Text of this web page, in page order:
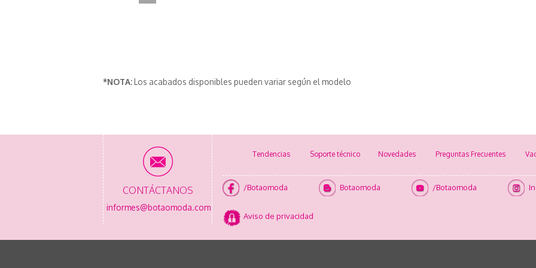
*NOTA:Los acabados disponibles pueden variar según el modelo
CONTÁCTANOS
informes@botaomoda.com
Tendencias Soporte técnico Novedades Preguntas Frecuentes
/Botaomoda Botaomoda /Botaomoda
Aviso de privacidad